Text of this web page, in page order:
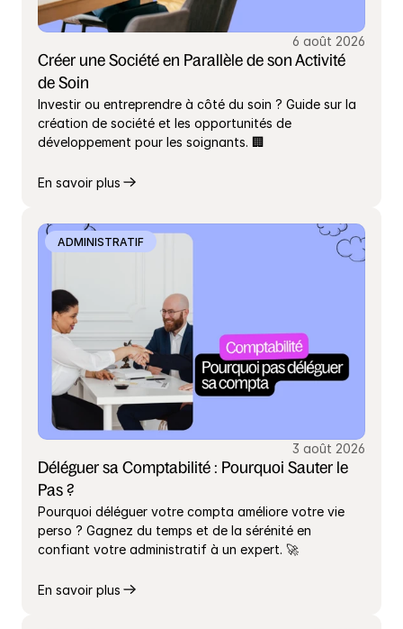
6 août 2026
Créer une Société en Parallèle de son Activité
de Soin
Investir ou entreprendre à côté du soin ? Guide sur la
création de société et les opportunités de
développement pour les soignants. 🏢
En savoir plus
ADMINISTRATIF
3 août 2026
Déléguer sa Comptabilité : Pourquoi Sauter le
Pas ?
Pourquoi déléguer votre compta améliore votre vie
perso ? Gagnez du temps et de la sérénité en
confiant votre administratif à un expert. 🚀
En savoir plus